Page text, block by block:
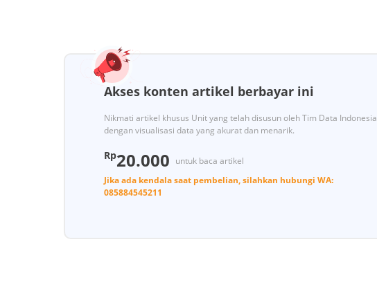
Akses konten artikel berbayar ini
Nikmati artikel khusus Unit yang telah disusun oleh Tim Data Indonesia
dengan visualisasi data yang akurat dan menarik.
Rp20.000 untuk baca artikel
Jika ada kendala saat pembelian, silahkan hubungi WA:
085884545211